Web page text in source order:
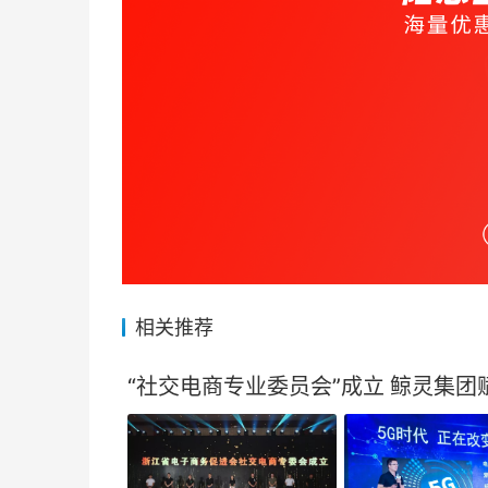
相关推荐
“社交电商专业委员会”成立 鲸灵集